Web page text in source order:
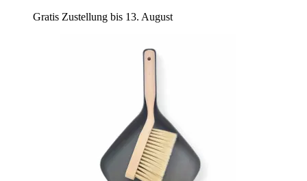
Gratis Zustellung bis 13. August